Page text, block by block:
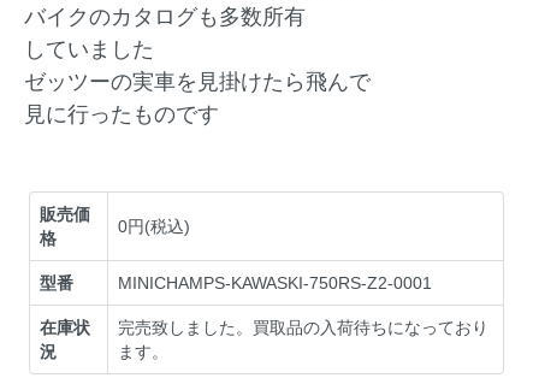
バイクのカタログも多数所有
していました
ゼッツーの実車を見掛けたら飛んで
見に行ったものです
販売価
格
0円(税込)
型番 MINICHAMPS-KAWASKI-750RS-Z2-0001
在庫状
況
完売致しました。買取品の入荷待ちになっており
ます。